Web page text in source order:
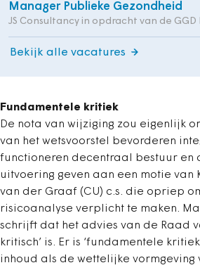
Manager Publieke Gezondheid
JS Consultancy in opdracht van de
Bekijk alle vacatures
Fundamentele kritiek
De nota van wijziging zou eigenlijk
van het wetsvoorstel bevorderen
functioneren decentraal bestuur en
uitvoering geven aan een motie van
van der Graaf (CU) c.s. die opriep
risicoanalyse verplicht te maken.
schrijft dat het advies van de Raad
kritisch’ is. Er is ‘fundamentele
inhoud als de wettelijke vormgeving